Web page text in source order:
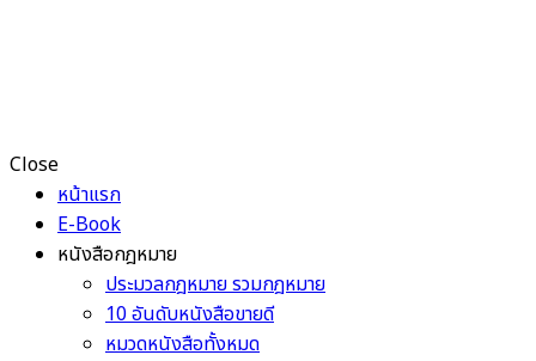
Close
หน้าแรก
E-Book
หนังสือกฎหมาย
ประมวลกฎหมาย รวมกฎหมาย
10 อันดับหนังสือขายดี
หมวดหนังสือทั้งหมด